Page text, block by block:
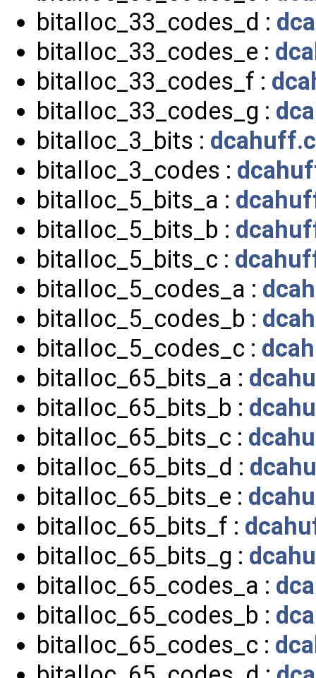
bitalloc_33_codes_d :
bitalloc_33_codes_e :
bitalloc_33_codes_f :
bitalloc_33_codes_g :
bitalloc_3_bits : dcahuff.c
bitalloc_3_codes :
bitalloc_5_bits_a :
bitalloc_5_bits_b :
bitalloc_5_bits_c :
bitalloc_5_codes_a :
bitalloc_5_codes_b :
bitalloc_5_codes_c :
bitalloc_65_bits_a :
bitalloc_65_bits_b :
bitalloc_65_bits_c :
bitalloc_65_bits_d :
bitalloc_65_bits_e :
bitalloc_65_bits_f :
bitalloc_65_bits_g :
bitalloc_65_codes_a :
bitalloc_65_codes_b :
bitalloc_65_codes_c :